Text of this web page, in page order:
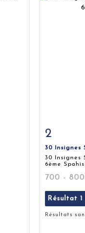
Fiche
2
30 Insignes
30 Insignes
6ème
700 -
Résultat
Résultats